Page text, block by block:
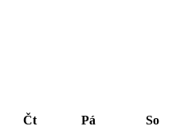
Čt Pá
So